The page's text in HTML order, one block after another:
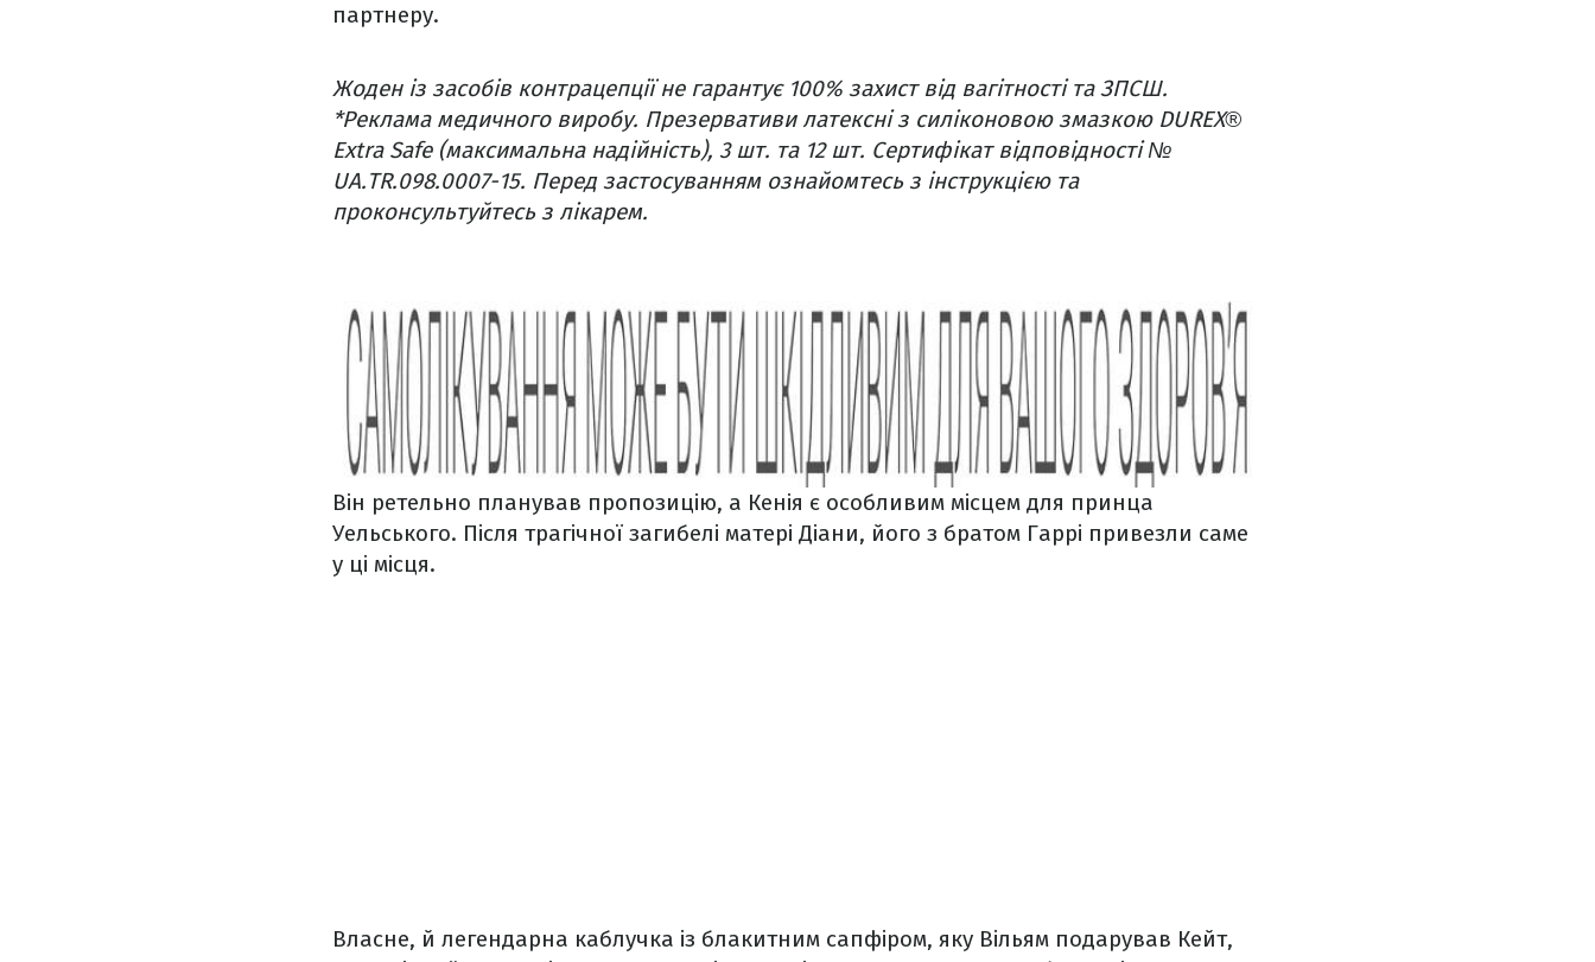
партнеру.
Жоден із засобів контрацепції не гарантує 100% захист від вагітності та ЗПСШ.
*Реклама медичного виробу. Презервативи латексні з силіконовою змазкою DUREX®
Extra Safe (максимальна надійність), 3 шт. та 12 шт. Сертифікат відповідності №
UA.TR.098.0007-15. Перед застосуванням ознайомтесь з інструкцією та
проконсультуйтесь з лікарем.
Він ретельно планував пропозицію, а Кенія є особливим місцем для принца
Уельського. Після трагічної загибелі матері Діани, його з братом Гаррі привезли саме
у ці місця.
Власне, й легендарна каблучка із блакитним сапфіром, яку Вільям подарував Кейт,